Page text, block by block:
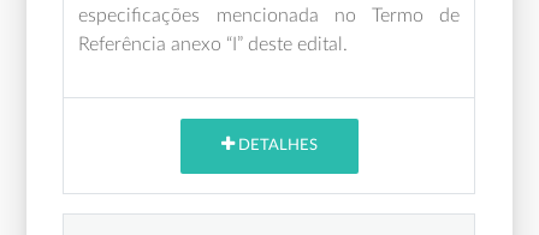
especificações mencionada no Termo de
Referência anexo “I” deste edital.
DETALHES